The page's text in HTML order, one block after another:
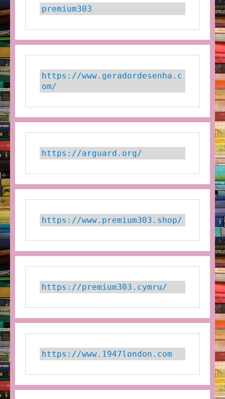
premium303
https://www.geradordesenha.c
om/
https://arguard.org/
https://www.premium303.shop/
https://premium303.cymru/
https://www.1947london.com